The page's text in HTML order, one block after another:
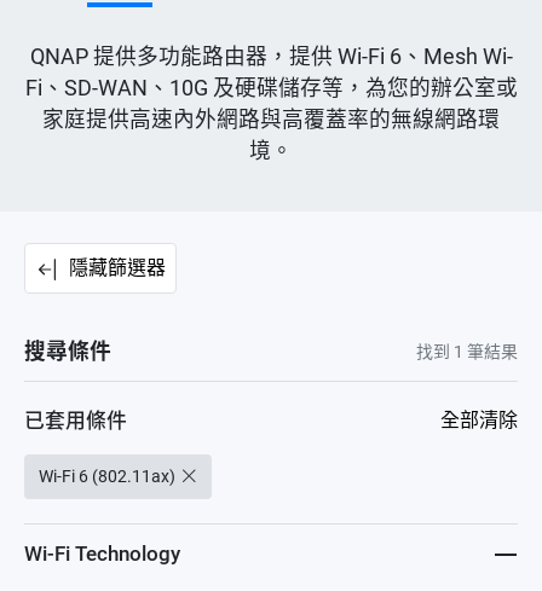
QNAP 提供多功能路由器，提供 Wi-Fi 6、Mesh Wi-
Fi、SD-WAN、10G 及硬碟儲存等，為您的辦公室或
家庭提供高速內外網路與高覆蓋率的無線網路環
境。
隱藏篩選器
搜尋條件 找到 1 筆結果
已套用條件 全部清除
Wi-Fi 6 (802.11ax)
Wi-Fi Technology